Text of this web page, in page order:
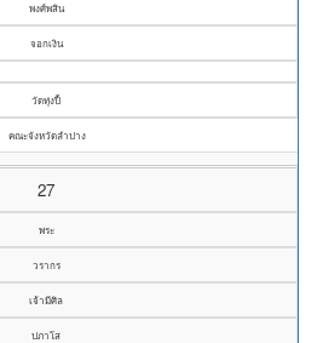
พงศ์พสิน
จอกเงิน
วัดทุ่งปี้
คณะจังหวัดลำปาง
27
พระ
วรากร
เจ้ามีศิล
ปภาโส